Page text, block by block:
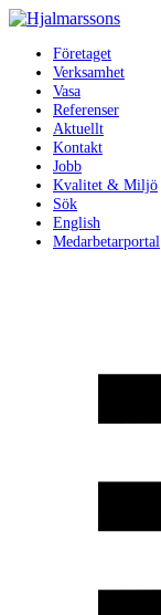
Företaget
Verksamhet
Vasa
Referenser
Aktuellt
Kontakt
Jobb
Kvalitet & Miljö
Sök
English
Medarbetarportal